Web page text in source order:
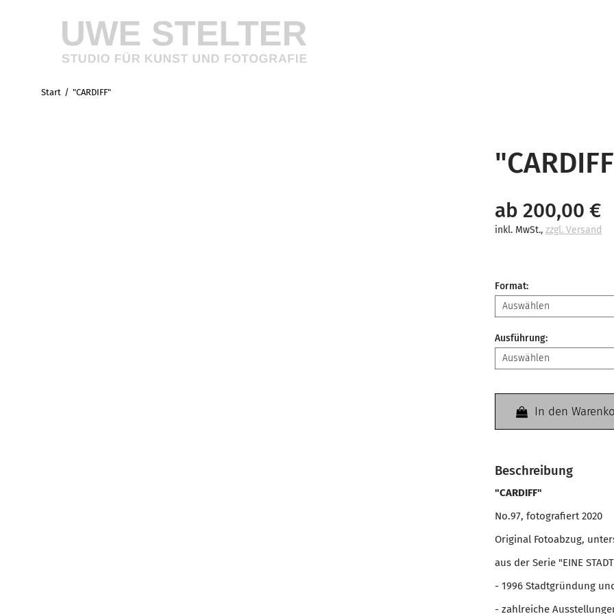
Start "CARDIFF"
ab 200,00 €
inkl. MwSt., zzgl. Versand
Format:
Ausführung:
In den
Beschreibung
"CARDIFF"
No.97, fotografiert 2020
Original Fotoabzug,
aus der Serie "EINE
- 1996 Stadtgründung
- zahlreiche